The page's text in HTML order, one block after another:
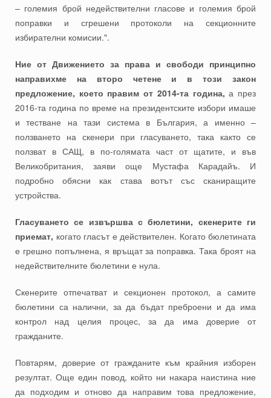
– големия брой недействителни гласове и големия брой
поправки и сгрешени протоколи на секционните
избирателни комисии.".
Ние от Движението за права и свободи принципно
направихме на второ четене и в този закон
предложение, което правим от 2014-та година, а през
2016-та година по време на президентските избори имаше
и тестване на тази система в България, а именно –
ползването на скенери при гласуването, така както се
ползват в САЩ, в по-голямата част от щатите, и във
Великобритания, заяви още Мустафа Карадайъ. И
подробно обясни как става вотът със сканиращите
устройства.
Гласуването се извършва с бюлетини, скенерите ги
приемат, когато гласът е действителен. Когато бюлетината
е грешно попълнена, я връщат за поправка. Така броят на
недействителните бюлетини е нула.
Скенерите отпечатват и секционен протокол, а самите
бюлетини са налични, за да бъдат преброени и да има
контрол над целия процес, за да има доверие от
гражданите.
Повтарям, доверие от гражданите към крайния изборен
резултат. Още един повод, който ни накара наистина ние
да подходим и отново да направим това предложение,